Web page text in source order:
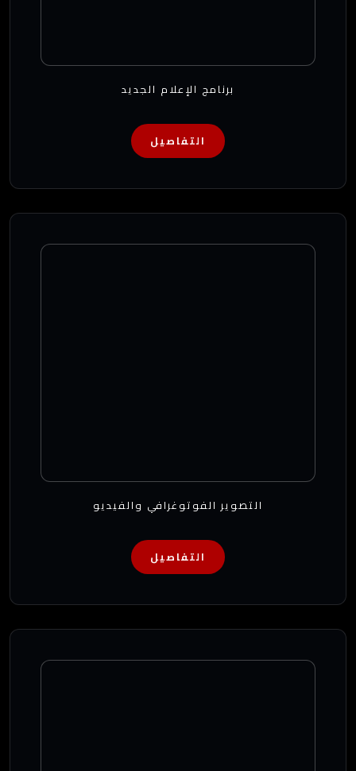
برنامج الإعلام الجديد
التفاصيل
التصوير الفوتوغرافي والفيديو
التفاصيل